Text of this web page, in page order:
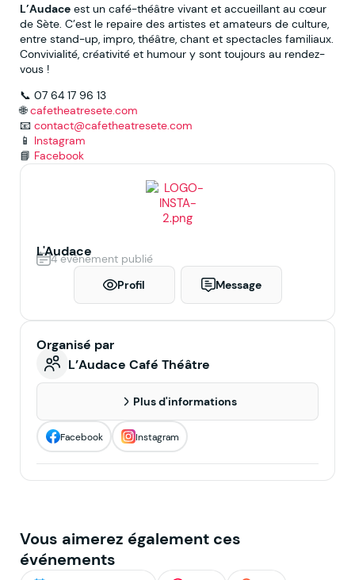
L’Audace est un café-théâtre vivant et accueillant au cœur
de Sète. C’est le repaire des artistes et amateurs de culture,
entre stand-up, impro, théâtre, chant et spectacles familiaux.
Convivialité, créativité et humour y sont toujours au rendez-
vous !
📞 07 64 17 96 13
🌐cafetheatresete.com
📧 contact@cafetheatresete.com
📱 Instagram
📘 Facebook
L'Audace
4 événement publié
Profil
Message
Organisé par
L’Audace Café Théâtre
Plus d'informations
Facebook Instagram
Vous aimerez également ces
événements